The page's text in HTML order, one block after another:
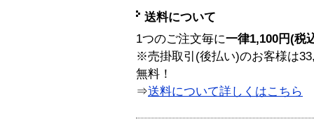
送料について
1つのご注文毎に一律1,100円(税
※売掛取引(後払い)のお客様は
無料！
⇒送料について詳しくはこちら